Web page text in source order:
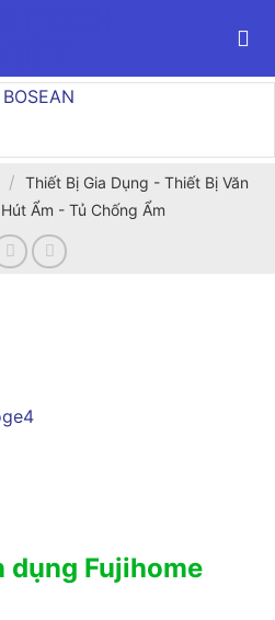
/ Thiết Bị Gia Dụng - Thiết Bị Văn
Ẩm - Tủ Chống Ẩm
dụng Fujihome